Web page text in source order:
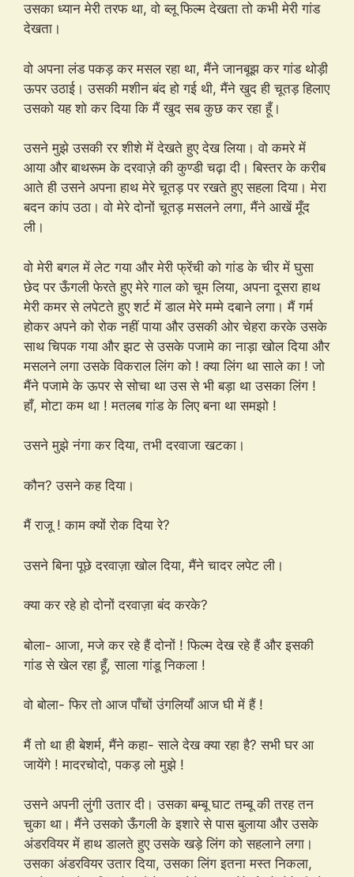
उसका ध्यान मेरी तरफ था, वो ब्लू फिल्म देखता तो कभी मेरी गांड
देखता।
वो अपना लंड पकड़ कर मसल रहा था, मैंने जानबूझ कर गांड थोड़ी
ऊपर उठाई। उसकी मशीन बंद हो गई थी, मैंने खुद ही चूतड़ हिलाए
उसको यह शो कर दिया कि मैं खुद सब कुछ कर रहा हूँ।
उसने मुझे उसकी रर शीशे में देखते हुए देख लिया। वो कमरे में
आया और बाथरूम के दरवाज़े की कुण्डी चढ़ा दी। बिस्तर के करीब
आते ही उसने अपना हाथ मेरे चूतड़ पर रखते हुए सहला दिया। मेरा
बदन कांप उठा। वो मेरे दोनों चूतड़ मसलने लगा, मैंने आखें मूँद
ली।
वो मेरी बगल में लेट गया और मेरी फ्रेंची को गांड के चीर में घुसा
छेद पर ऊँगली फेरते हुए मेरे गाल को चूम लिया, अपना दूसरा हाथ
मेरी कमर से लपेटते हुए शर्ट में डाल मेरे मम्मे दबाने लगा। मैं गर्म
होकर अपने को रोक नहीं पाया और उसकी ओर चेहरा करके उसके
साथ चिपक गया और झट से उसके पजामे का नाड़ा खोल दिया और
मसलने लगा उसके विकराल लिंग को ! क्या लिंग था साले का ! जो
मैंने पजामे के ऊपर से सोचा था उस से भी बड़ा था उसका लिंग !
हाँ, मोटा कम था ! मतलब गांड के लिए बना था समझो !
उसने मुझे नंगा कर दिया, तभी दरवाजा खटका।
कौन? उसने कह दिया।
मैं राजू ! काम क्यों रोक दिया रे?
उसने बिना पूछे दरवाज़ा खोल दिया, मैंने चादर लपेट ली।
क्या कर रहे हो दोनों दरवाज़ा बंद करके?
बोला- आजा, मजे कर रहे हैं दोनों ! फिल्म देख रहे हैं और इसकी
गांड से खेल रहा हूँ, साला गांडू निकला !
वो बोला- फिर तो आज पाँचों उंगलियाँ आज घी में हैं !
मैं तो था ही बेशर्म, मैंने कहा- साले देख क्या रहा है? सभी घर आ
जायेंगे ! मादरचोदो, पकड़ लो मुझे !
उसने अपनी लुंगी उतार दी। उसका बम्बू घाट तम्बू की तरह तन
चुका था। मैंने उसको ऊँगली के इशारे से पास बुलाया और उसके
अंडरवियर में हाथ डालते हुए उसके खड़े लिंग को सहलाने लगा।
उसका अंडरवियर उतार दिया, उसका लिंग इतना मस्त निकला,